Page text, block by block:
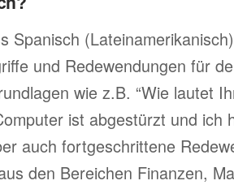
Spanisch
und Redewendungen für
wie z.B. “Wie lautet
ist abgestürzt und ich
auch fortgeschrittene
den Bereichen Finanzen,